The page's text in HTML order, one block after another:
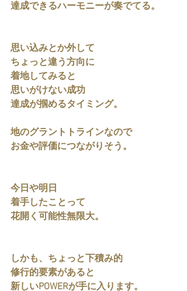
達成できるハーモニーが奏でてる。
思い込みとか外して
ちょっと違う方向に
着地してみると
思いがけない成功
達成が掴めるタイミング。
地のグラントトラインなので
お金や評価につながりそう。
今日や明日
着手したことって
花開く可能性無限大。
しかも、ちょっと下積み的
修行的要素があると
新しいPOWERが手に入ります。